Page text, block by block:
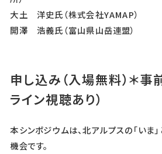
大土 洋史氏（株式会社YAMAP）
開澤 浩義氏（富山県山岳連盟）
申し込み（入場無料）＊事
ライン視聴あり）
本シンポジウムは、北アルプスの「いま
機会です。